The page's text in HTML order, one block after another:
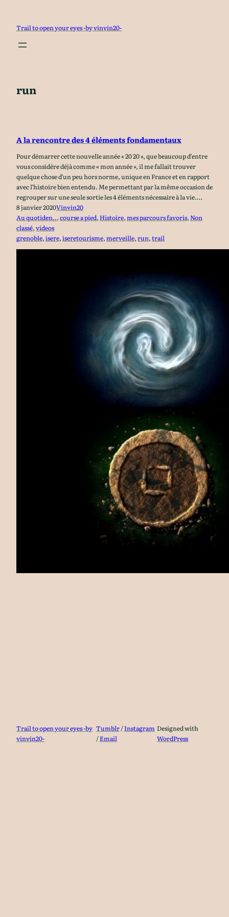
contenu
Trail to open your eyes -by vinvin20-
run
A la rencontre des 4 éléments fondamentaux
Pour démarrer cette nouvelle année « 20 20 », que beaucoup d’entre
vous considère déjà comme « mon année », il me fallait trouver
quelque chose d’un peu hors norme, unique en France et en rapport
avec l’histoire bien entendu. Me permettant par la même occasion de
regrouper sur une seule sortie les 4 éléments nécessaire à la vie.…
8 janvier 2020Vinvin20
Au quotiden.., course a pied, Histoire, mes parcours favoris, Non
classé, videos
grenoble, isere, iseretourisme, merveille, run, trail
Trail to open your eyes -by
vinvin20-
Tumblr/Instagram
/Email
Designed with
WordPress